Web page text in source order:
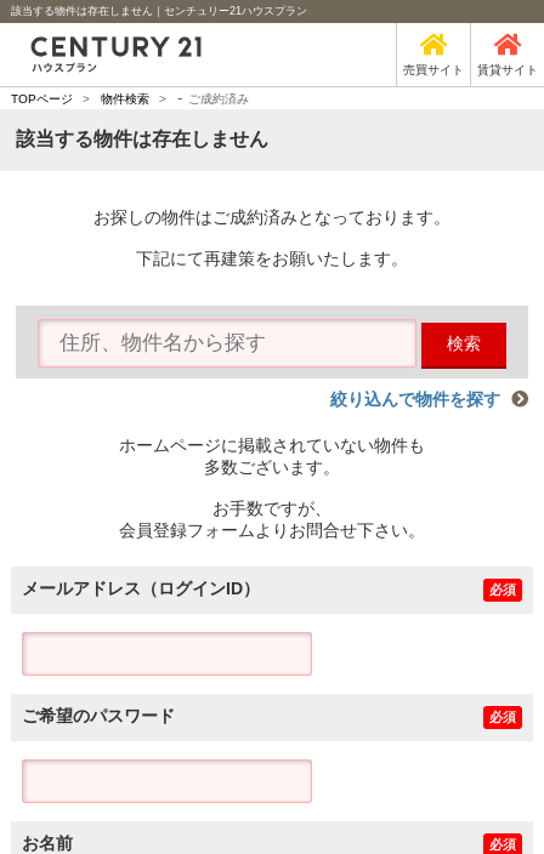
該当する物件は存在しません｜センチュリー21ハウスプラン
売買サイト 賃貸サイト
TOPページ > 物件検索 > - ご成約済み
該当する物件は存在しません
お探しの物件はご成約済みとなっております。
下記にて再建策をお願いたします。
検索
絞り込んで物件を探す
ホームページに掲載されていない物件も
多数ございます。
お手数ですが、
会員登録フォームよりお問合せ下さい。
メールアドレス（ログインID） 必須
ご希望のパスワード 必須
お名前 必須